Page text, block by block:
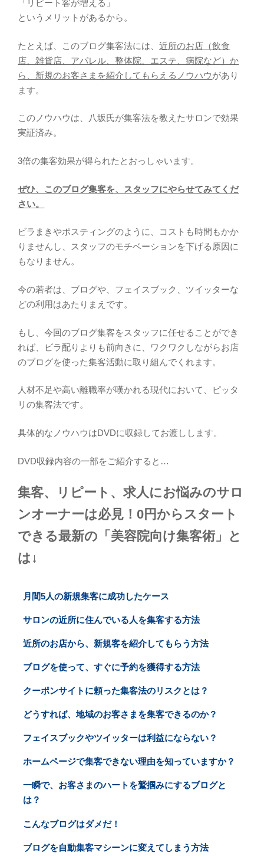
「リピート客が増える」
というメリットがあるから。
たとえば、このブログ集客法には、近所のお店（飲食
店、雑貨店、アパレル、整体院、エステ、病院など）か
ら、新規のお客さまを紹介してもらえるノウハウがあり
ます。
このノウハウは、八坂氏が集客法を教えたサロンで効果
実証済み。
3倍の集客効果が得られたとおっしゃいます。
ぜひ、このブログ集客を、スタッフにやらせてみてくだ
さい。
ビラまきやポスティングのように、コストも時間もかか
りませんし、スタッフのモチベーションを下げる原因に
もなりません。
今の若者は、ブログや、フェイスブック、ツイッターな
どの利用はあたりまえです。
もし、今回のブログ集客をスタッフに任せることができ
れば、ビラ配りよりも前向きに、ワクワクしながらお店
のブログを使った集客活動に取り組んでくれます。
人材不足や高い離職率が嘆かれる現代において、ピッタ
リの集客法です。
具体的なノウハウはDVDに収録してお渡しします。
DVD収録内容の一部をご紹介すると…
集客、リピート、求人にお悩みのサロ
ンオーナーは必見！0円からスタート
できる最新の「美容院向け集客術」と
は↓
月間5人の新規集客に成功したケース
サロンの近所に住んでいる人を集客する方法
近所のお店から、新規客を紹介してもらう方法
ブログを使って、すぐに予約を獲得する方法
クーポンサイトに頼った集客法のリスクとは？
どうすれば、地域のお客さまを集客できるのか？
フェイスブックやツイッターは利益にならない？
ホームページで集客できない理由を知っていますか？
一瞬で、お客さまのハートを鷲掴みにするブログと
は？
こんなブログはダメだ！
ブログを自動集客マシーンに変えてしまう方法